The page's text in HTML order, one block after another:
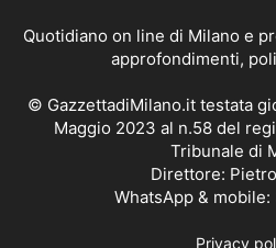
Quotidiano on line di Milano e
approfondimenti,
© GazzettadiMilano.it testata
Maggio 2023 al n.58 del
Tribunale di
Direttore:
WhatsApp &
Privacy